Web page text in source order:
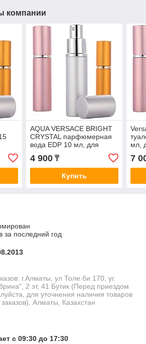
компании
AQUA VERSACE BRIGHT
CRYSTAL парфюмерная
вода EDP 10 мл, для
женщин
4 900₸
Купить
мл,
7
за последний год
г.Алматы, ул Толе би 170, уг.
2 эт, 41 Бутик (Перед приездом
для уточнения наличия товаров
Алматы, Казахстан
с 09:30 до 17:30